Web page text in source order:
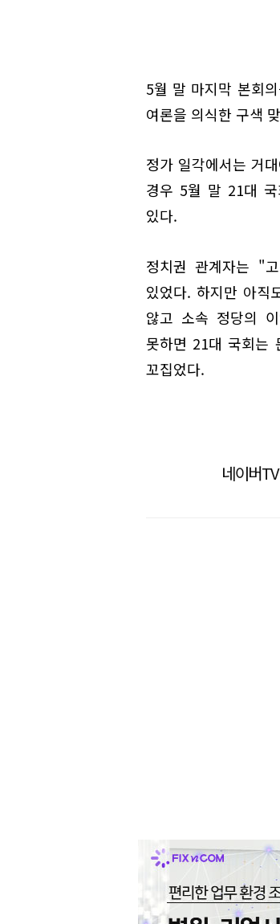
5월 말 마지막 본회
여론을 의식한 구색
정가 일각에서는 거
경우 5월 말 21대
있다.
정치권 관계자는 "
있었다. 하지만 아직
않고 소속 정당의
못하면 21대 국회는
꼬집었다.
네이버TV